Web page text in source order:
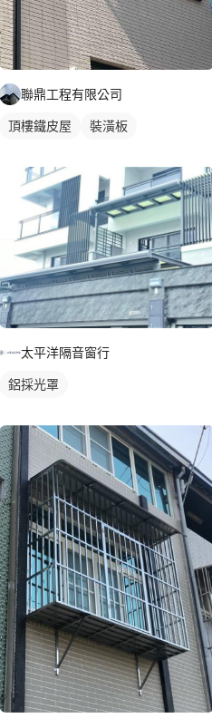
聯鼎工程有限公司
頂樓鐵皮屋 裝潢板
太平洋隔音窗行
鋁採光罩